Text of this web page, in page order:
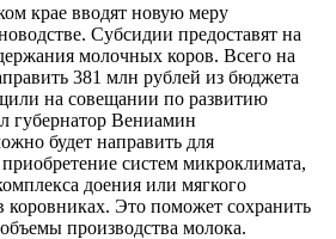
крае вводят новую меру
Субсидии предоставят на
молочных коров. Всего на
381 млн рублей из бюджета
на совещании по развитию
губернатор Вениамин
будет направить для
систем микроклимата,
доения или мягкого
коровниках. Это поможет сохранить
производства молока.